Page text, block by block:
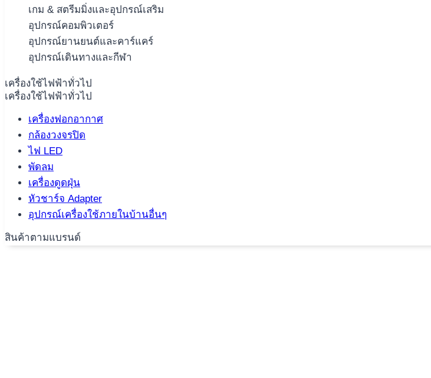
เกม & สตรีมมิ่งและอุปกรณ์เสริม
อุปกรณ์คอมพิวเตอร์
อุปกรณ์ยานยนต์และคาร์แคร์
อุปกรณ์เดินทางและกีฬา
เครื่องใช้ไฟฟ้าทั่วไป
เครื่องใช้ไฟฟ้าทั่วไป
เครื่องฟอกอากาศ
กล้องวงจรปิด
ไฟ LED
พัดลม
เครื่องดูดฝุ่น
หัวชาร์จ Adapter
อุปกรณ์เครื่องใช้ภายในบ้านอื่นๆ
สินค้าตามแบรนด์